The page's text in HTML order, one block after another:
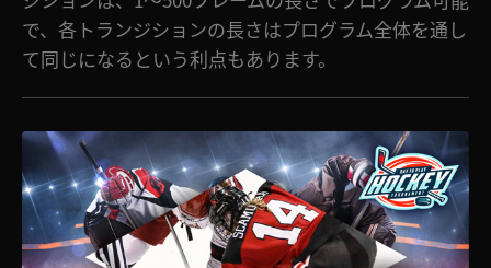
で、各トランジションの長さはプログラム全体を通し
て同じになるという利点もあります。